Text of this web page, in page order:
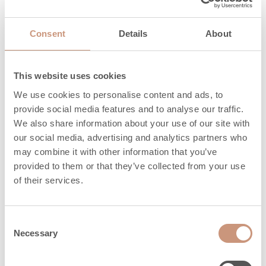
Consent Details About
This website uses cookies
We use cookies to personalise content and ads, to
provide social media features and to analyse our traffic.
We also share information about your use of our site with
our social media, advertising and analytics partners who
may combine it with other information that you’ve
provided to them or that they’ve collected from your use
of their services.
Selection
Necessary
puhtaaseen, vähäpäästöiseen palamiseen.”
Paloilma tulipesään ohjataan huonetilasta, ulkoa
tai hormin kautta.
”Uusien tulisijojen puhdas palotulos ja
energiatehokkuus kulkevat käsi kädessä: kun puu
palaa puhtaasti, päästöt ovat vähäiset. Tulikiven
tulisijoissa korkea hyötysuhde ja poltettava
puumäärä on optimoitu suuren energiamäärän
varastoimiseksi rakenteisiin”, Sutinen sanoo.